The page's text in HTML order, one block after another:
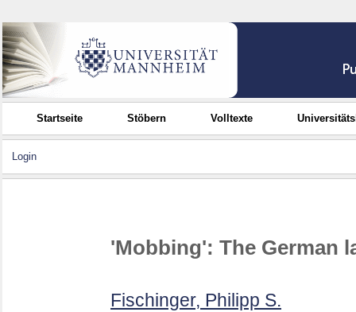
Startseite Stöbern Volltexte
Login
'Mobbing': The German
Fischinger, Philipp S.